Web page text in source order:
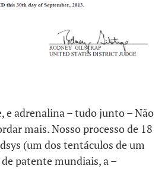
e adrenalina – tudo junto – Não
mais. Nosso processo de 18
(um dos tentáculos de um
patente mundiais, a –